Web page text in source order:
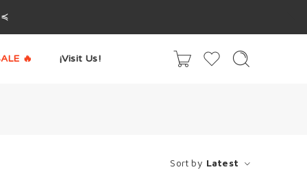
🔥 ¡Visit Us!
Sort by Latest